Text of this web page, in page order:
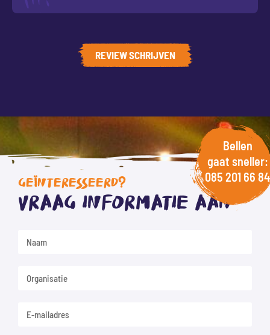
REVIEW SCHRIJVEN
Bellen
gaat sneller:
085 201 66 84
GEÏNTERESSEERD?
Vraag informatie aan